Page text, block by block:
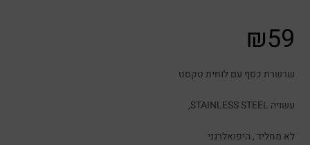
₪59
שרשרת כסף עם לוחית טקסט
עשויה STAINLESS STEEL,
לא מחליד , היפואלרגני